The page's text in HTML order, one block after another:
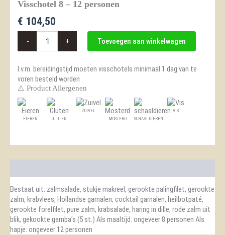
Visschotel 8 – 12 personen
€ 104,50
-
12
personen
aantal
+ Toevoegen aan winkelwagen
I.v.m. bereidingstijd moeten visschotels minimaal 1 dag van te
voren besteld worden
⚠️ Product Allergenen
EIEREN GLUTEN
ZUIVEL
MOSTERD
SCHAALDIEREN
VIS
Bestaat uit: zalmsalade, stukje makreel, gerookte palingfilet, gerookte
zalm, krabvlees, Hollandse garnalen, cocktail garnalen, heilbotpaté,
gerookte forelfilet, pure zalm, krabsalade, haring in dille, rode zalm uit
blik, gekookte gamba’s (5 st.) Als maaltijd: ongeveer 8 personen Als
hapje: ongeveer 12 personen